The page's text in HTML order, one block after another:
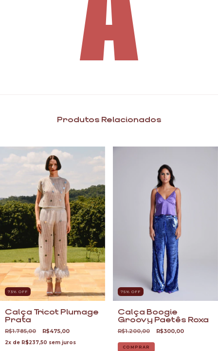
Produtos Relacionados
73% OFF
Calça Tricot Plumage
Prata
R$1.785,00 R$475,00
2x de R$237,50 sem juros
75% OFF
Calça Boogie
Groovy Paetês Roxa
R$1.200,00 R$300,00
COMPRAR